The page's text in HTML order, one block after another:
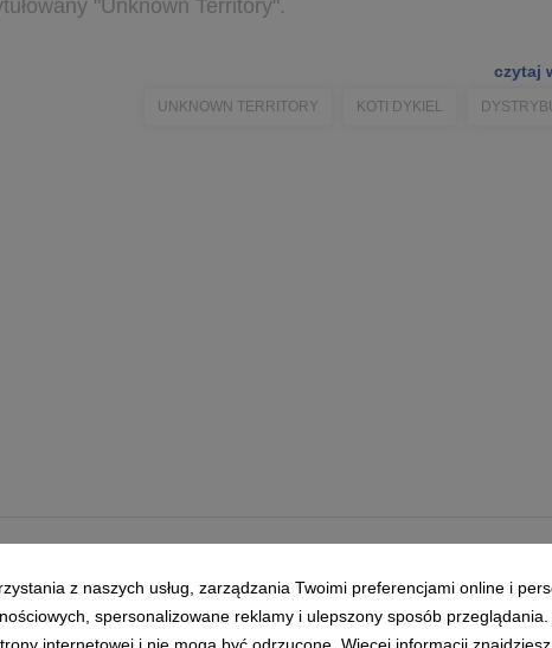
"Unknown Territory".
czytaj
UNKNOWN TERRITORY KOTI DYKIEL
z naszych usług, zarządzania Twoimi preferencjami online i
spersonalizowane reklamy i ulepszony sposób